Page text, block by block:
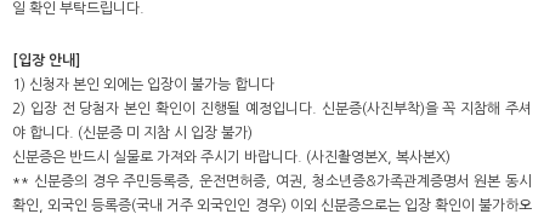
일 확인 부탁드립니다.
[입장 안내]
1) 신청자 본인 외에는 입장이 불가능 합니다
2) 입장 전 당첨자 본인 확인이 진행될 예정입니다. 신분증(사진부착)을 꼭 지참해 주셔
야 합니다. (신분증 미 지참 시 입장 불가)
신분증은 반드시 실물로 가져와 주시기 바랍니다. (사진촬영본X, 복사본X)
** 신분증의 경우 주민등록증, 운전면허증, 여권, 청소년증&가족관계증명서 원본 동시
확인, 외국인 등록증(국내 거주 외국인인 경우) 이외 신분증으로는 입장 확인이 불가하오